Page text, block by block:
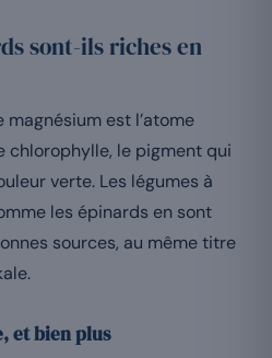
sont-ils riches en
magnésium est l’atome
chlorophylle, le pigment qui
verte. Les légumes à
les épinards en sont
sources, au même titre
et bien plus